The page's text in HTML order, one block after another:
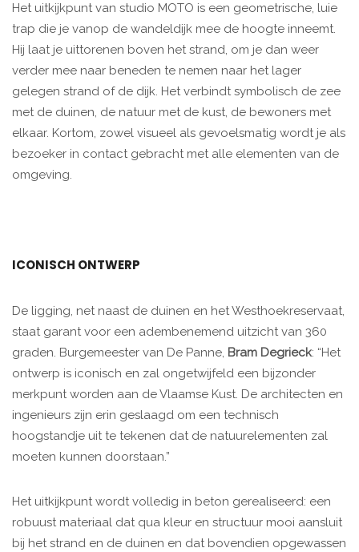
Het uitkijkpunt van studio MOTO is een geometrische, luie
trap die je vanop de wandeldijk mee de hoogte inneemt.
Hij laat je uittorenen boven het strand, om je dan weer
verder mee naar beneden te nemen naar het lager
gelegen strand of de dijk. Het verbindt symbolisch de zee
met de duinen, de natuur met de kust, de bewoners met
elkaar. Kortom, zowel visueel als gevoelsmatig wordt je als
bezoeker in contact gebracht met alle elementen van de
omgeving.
ICONISCH ONTWERP
De ligging, net naast de duinen en het Westhoekreservaat,
staat garant voor een adembenemend uitzicht van 360
graden. Burgemeester van De Panne, Bram Degrieck: “Het
ontwerp is iconisch en zal ongetwijfeld een bijzonder
merkpunt worden aan de Vlaamse Kust. De architecten en
ingenieurs zijn erin geslaagd om een technisch
hoogstandje uit te tekenen dat de natuurelementen zal
moeten kunnen doorstaan.”
Het uitkijkpunt wordt volledig in beton gerealiseerd: een
robuust materiaal dat qua kleur en structuur mooi aansluit
bij het strand en de duinen en dat bovendien opgewassen